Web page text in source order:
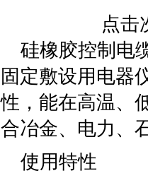
点击
硅橡胶控制电
固定敷设用电器
性，能在高温、
合冶金、电力、
使用特性